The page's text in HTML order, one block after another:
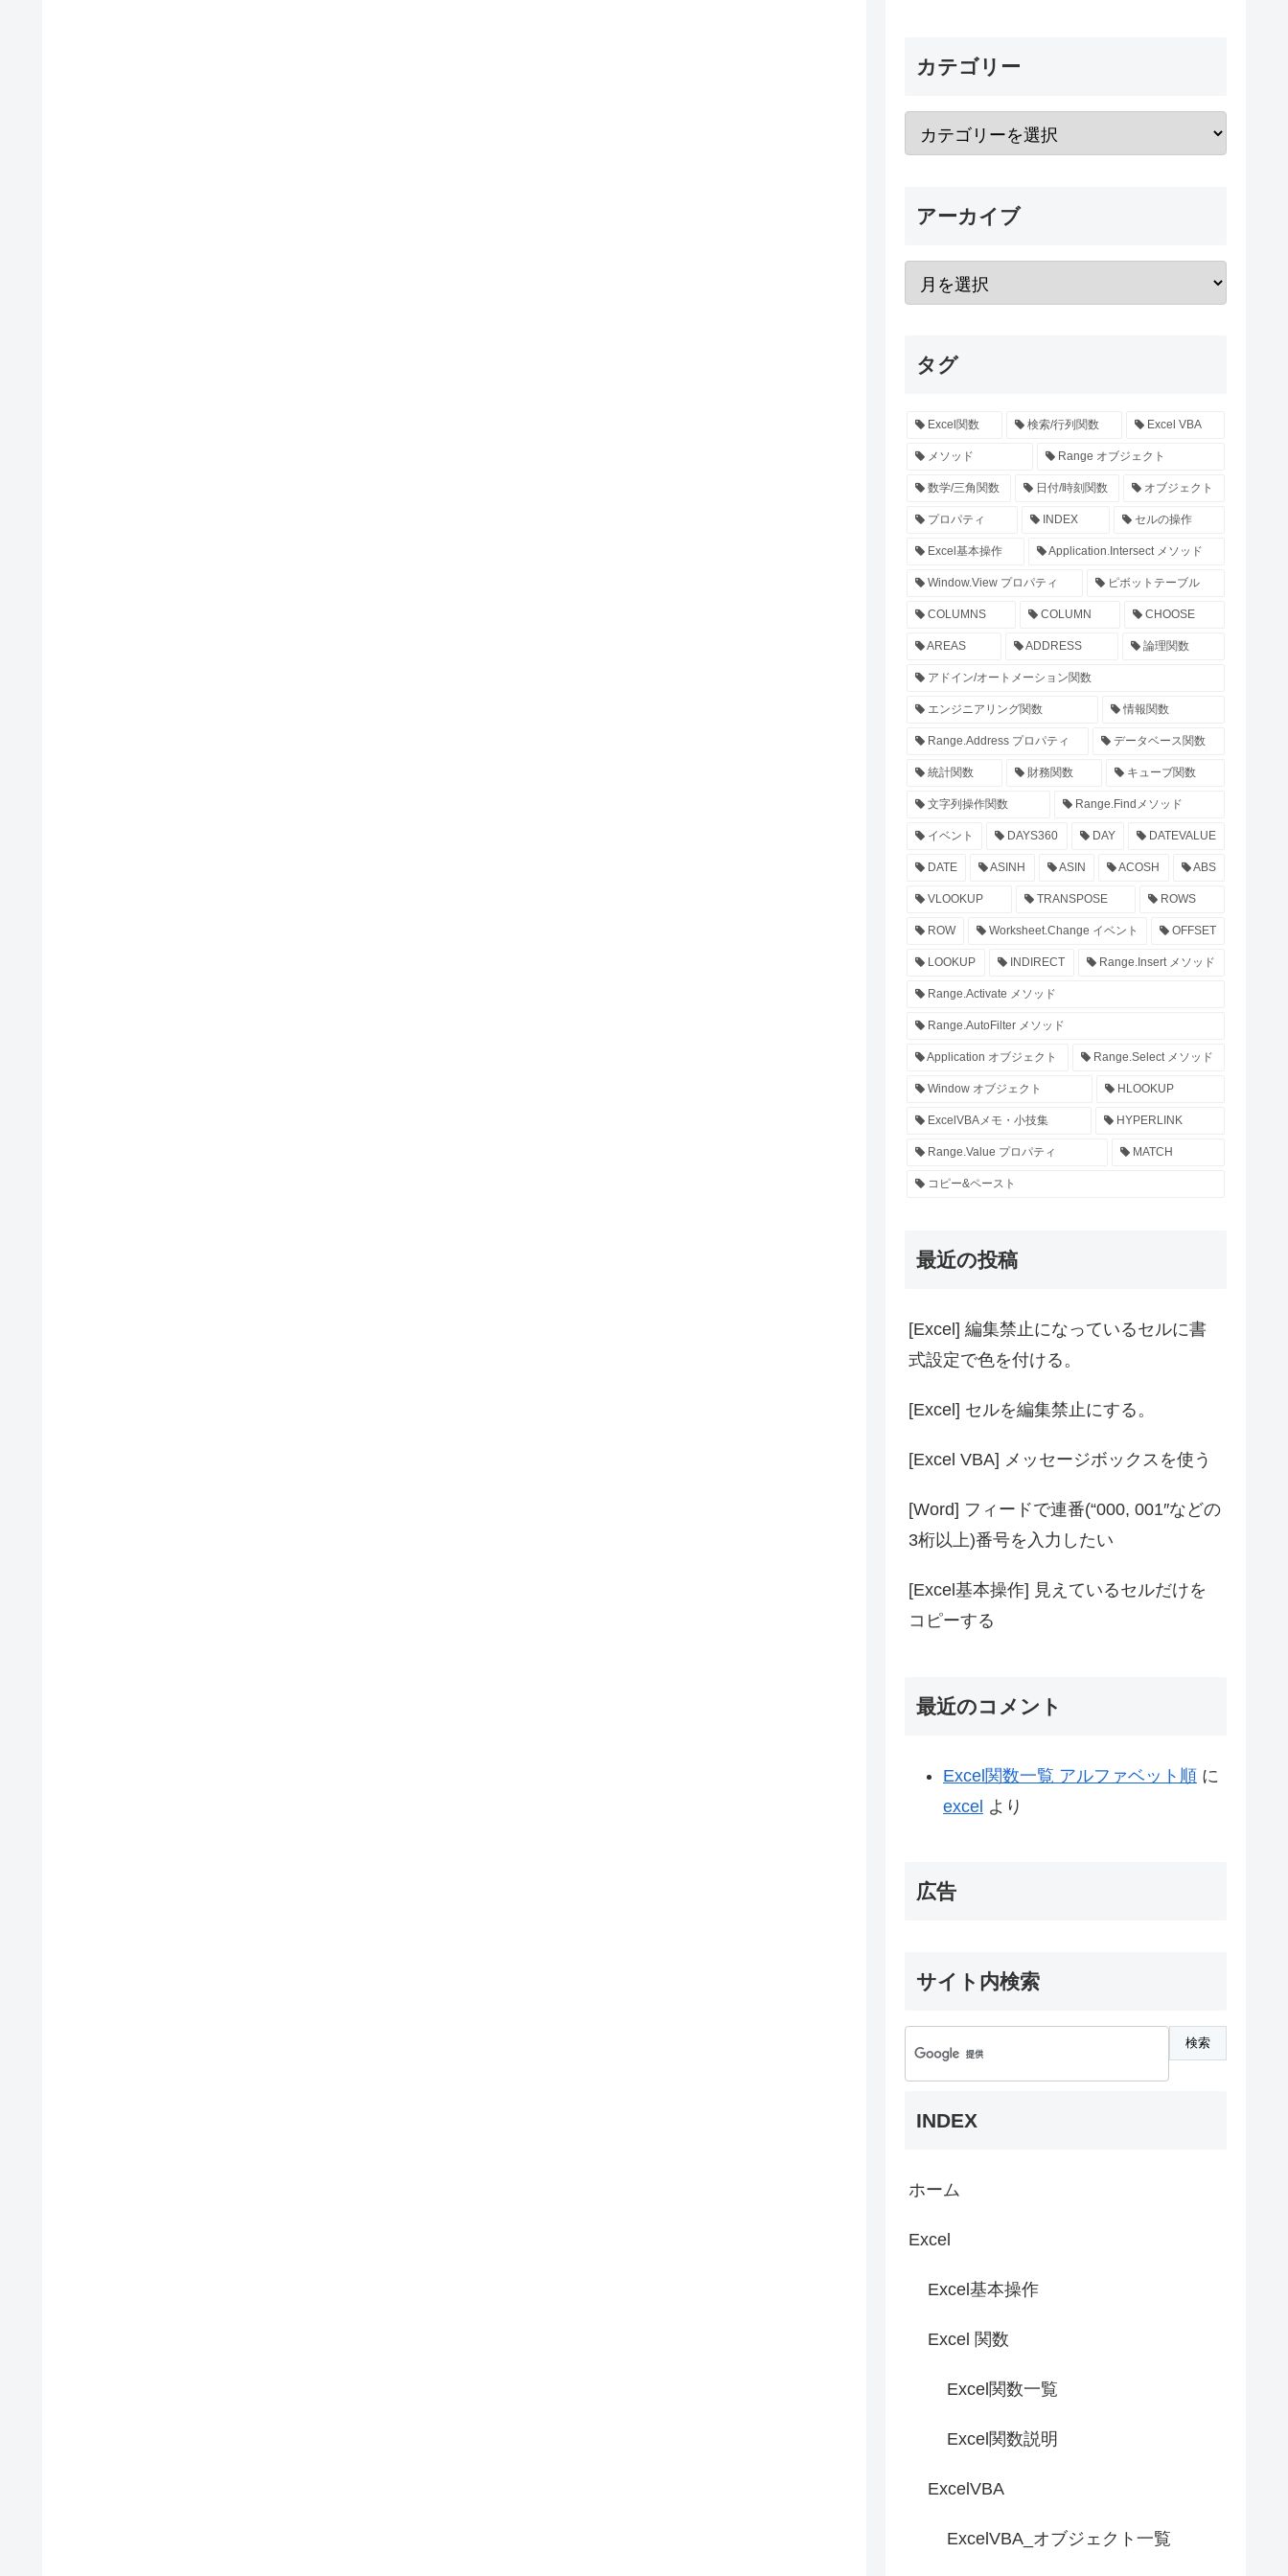
カテゴリー
アーカイブ
タグ
Excel関数 検索/行列関数 Excel VBA
メソッド Range オブジェクト
数学/三角関数 日付/時刻関数 オブジェクト
プロパティ INDEX セルの操作
Excel基本操作 Application.Intersect メソッド
Window.View プロパティ ピボットテーブル
COLUMNS COLUMN CHOOSE
AREAS ADDRESS 論理関数
アドイン/オートメーション関数
エンジニアリング関数 情報関数
Range.Address プロパティ データベース関数
統計関数 財務関数 キューブ関数
文字列操作関数 Range.Findメソッド
イベント DAYS360 DAY DATEVALUE
DATE ASINH ASIN ACOSH ABS
VLOOKUP TRANSPOSE ROWS
ROW Worksheet.Change イベント OFFSET
LOOKUP INDIRECT Range.Insert メソッド
Range.Activate メソッド
Range.AutoFilter メソッド
Application オブジェクト Range.Select メソッド
Window オブジェクト HLOOKUP
ExcelVBAメモ・小技集 HYPERLINK
Range.Value プロパティ MATCH
コピー&ペースト
最近の投稿
[Excel] 編集禁止になっているセルに書
式設定で色を付ける。
[Excel] セルを編集禁止にする。
[Excel VBA] メッセージボックスを使う
[Word] フィードで連番(“000, 001″などの
3桁以上)番号を入力したい
[Excel基本操作] 見えているセルだけを
コピーする
最近のコメント
Excel関数一覧 アルファベット順 に
excel より
広告
サイト内検索
INDEX
ホーム
Excel
Excel基本操作
Excel 関数
Excel関数一覧
Excel関数説明
ExcelVBA
ExcelVBA_オブジェクト一覧